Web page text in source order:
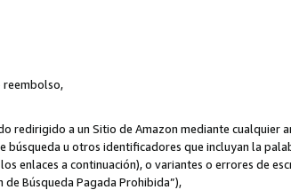
reembolso,
redirigido a un Sitio de Amazon mediante cualquier
u otros identificadores que incluyan la
enlaces a continuación), o variantes o errores de
de Búsqueda Pagada Prohibida”),